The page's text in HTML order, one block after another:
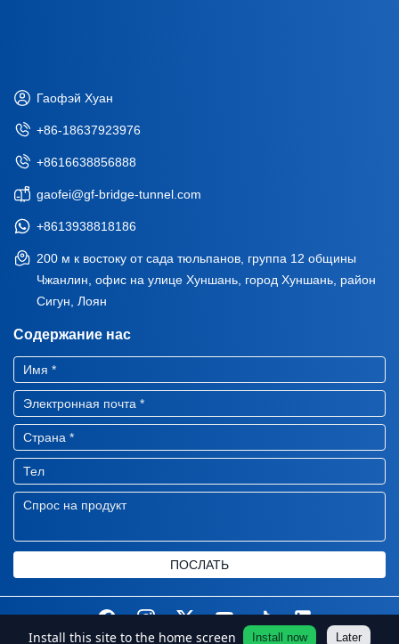
Гаофэй Хуан
+86-18637923976
+8616638856888
gaofei@gf-bridge-tunnel.com
+8613938818186
200 м к востоку от сада тюльпанов, группа 12 общины
Чжанлин, офис на улице Хуншань, город Хуншань, район
Сигун, Лоян
Содержание нас
ПОСЛАТЬ
Install this site to the home screen Install now Later